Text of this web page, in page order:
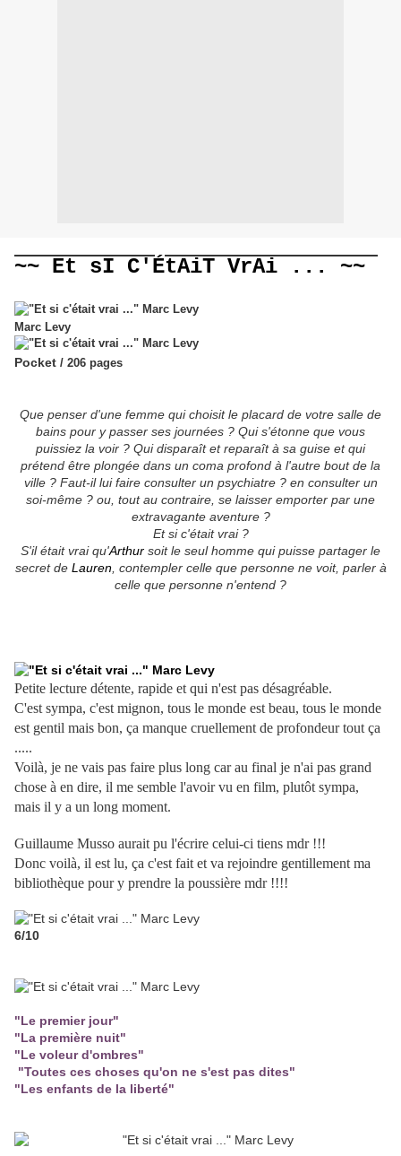
~~ Et sI C'ÉtAiT VrAi ... ~~
Marc Levy
Pocket / 206 pages
Que penser d'une femme qui choisit le placard de votre salle de
bains pour y passer ses journées ? Qui s'étonne que vous
puissiez la voir ? Qui disparaît et reparaît à sa guise et qui
prétend être plongée dans un coma profond à l'autre bout de la
ville ? Faut-il lui faire consulter un psychiatre ? en consulter un
soi-même ? ou, tout au contraire, se laisser emporter par une
extravagante aventure ?
Et si c'était vrai ?
S'il était vrai qu'Arthur soit le seul homme qui puisse partager le
secret deLauren, contempler celle que personne ne voit, parler à
celle que personne n'entend ?
Petite lecture détente, rapide et qui n'est pas désagréable.
C'est sympa, c'est mignon, tous le monde est beau, tous le monde
est gentil mais bon, ça manque cruellement de profondeur tout ça
.....
Voilà, je ne vais pas faire plus long car au final je n'ai pas grand
chose à en dire, il me semble l'avoir vu en film, plutôt sympa,
mais il y a un long moment.
Guillaume Musso aurait pu l'écrire celui-ci tiens mdr !!!
Donc voilà, il est lu, ça c'est fait et va rejoindre gentillement ma
bibliothèque pour y prendre la poussière mdr !!!!
6/10
"Le premier jour"
"La première nuit"
"Le voleur d'ombres"
"Toutes ces choses qu'on ne s'est pas dites"
"Les enfants de la liberté"